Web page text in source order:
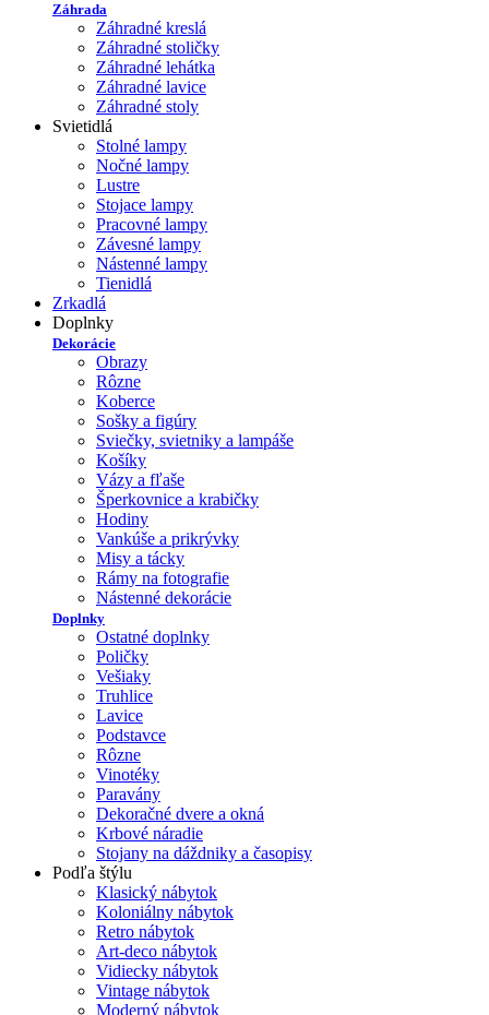
Záhrada
Záhradné kreslá
Záhradné stoličky
Záhradné lehátka
Záhradné lavice
Záhradné stoly
Svietidlá
Stolné lampy
Nočné lampy
Lustre
Stojace lampy
Pracovné lampy
Závesné lampy
Nástenné lampy
Tienidlá
Zrkadlá
Doplnky
Dekorácie
Obrazy
Rôzne
Koberce
Sošky a figúry
Sviečky, svietniky a lampáše
Košíky
Vázy a fľaše
Šperkovnice a krabičky
Hodiny
Vankúše a prikrývky
Misy a tácky
Rámy na fotografie
Nástenné dekorácie
Doplnky
Ostatné doplnky
Poličky
Vešiaky
Truhlice
Lavice
Podstavce
Rôzne
Vinotéky
Paravány
Dekoračné dvere a okná
Krbové náradie
Stojany na dáždniky a časopisy
Podľa štýlu
Klasický nábytok
Koloniálny nábytok
Retro nábytok
Art-deco nábytok
Vidiecky nábytok
Vintage nábytok
Moderný nábytok